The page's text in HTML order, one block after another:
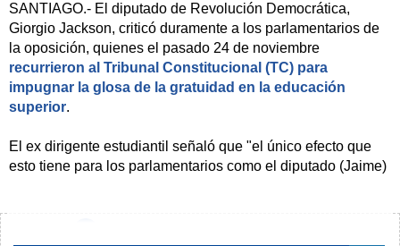
SANTIAGO.- El diputado de Revolución Democrática,
Giorgio Jackson, criticó duramente a los parlamentarios de
la oposición, quienes el pasado 24 de noviembre
recurrieron al Tribunal Constitucional (TC) para
impugnar la glosa de la gratuidad en la educación
superior.
El ex dirigente estudiantil señaló que "el único efecto que
esto tiene para los parlamentarios como el diputado (Jaime)